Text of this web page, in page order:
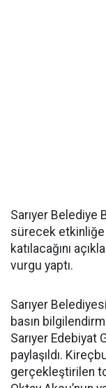
Sarıyer Belediye
sürecek etkinliğe
katılacağını
vurgu yaptı.
Sarıyer
basın
Sarıyer Edebiyat
paylaşıldı.
gerçekleştirilen